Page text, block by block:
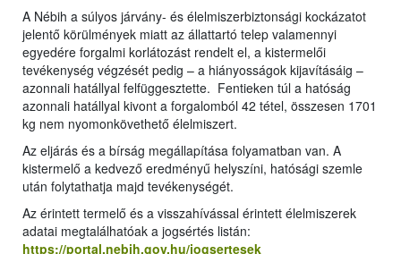
A Nébih a súlyos járvány- és élelmiszerbiztonsági kockázatot
jelentő körülmények miatt az állattartó telep valamennyi
egyedére forgalmi korlátozást rendelt el, a kistermelői
tevékenység végzését pedig – a hiányosságok kijavításáig –
azonnali hatállyal felfüggesztette. Fentieken túl a hatóság
azonnali hatállyal kivont a forgalomból 42 tétel, összesen 1701
kg nem nyomonkövethető élelmiszert.
Az eljárás és a bírság megállapítása folyamatban van. A
kistermelő a kedvező eredményű helyszíni, hatósági szemle
után folytathatja majd tevékenységét.
Az érintett termelő és a visszahívással érintett élelmiszerek
adatai megtalálhatóak a jogsértés listán:
https://portal.nebih.gov.hu/jogsertesek